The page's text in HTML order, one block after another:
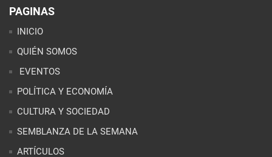
PAGINAS
INICIO
QUIÉN SOMOS
EVENTOS
POLÍTICA Y ECONOMÍA
CULTURA Y SOCIEDAD
SEMBLANZA DE LA SEMANA
ARTÍCULOS